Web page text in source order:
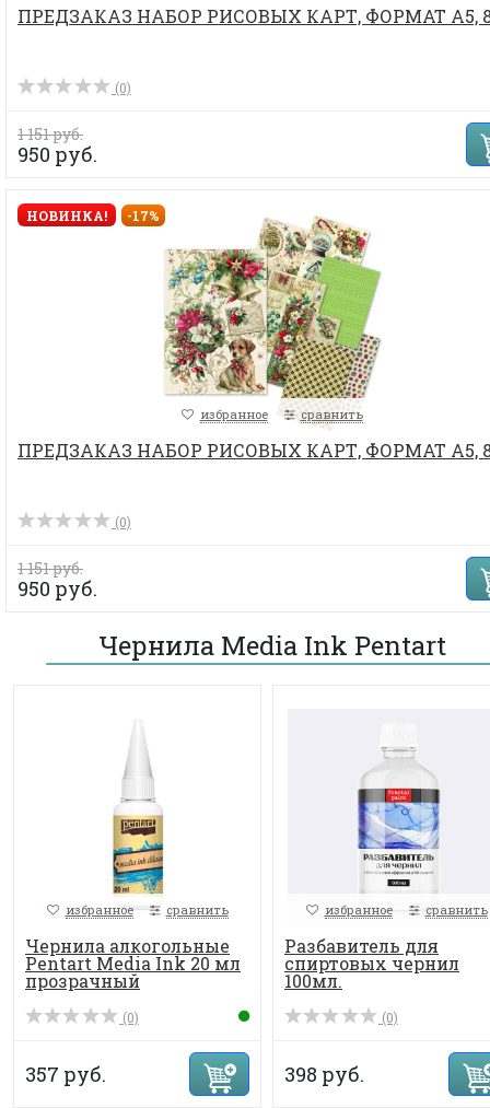
ПРЕДЗАКАЗ НАБОР РИСОВЫХ КАРТ, ФОРМАТ А5,
(0)
1 151 руб.
950 руб.
НОВИНКА! -17%
избранное сравнить
ПРЕДЗАКАЗ НАБОР РИСОВЫХ КАРТ, ФОРМАТ А5,
(0)
1 151 руб.
950 руб.
Чернила Media Ink Pentart
избранное сравнить
Чернила алкогольные
Pentart Media Ink 20 мл
прозрачный
(0)
357 руб.
избранное сравнить
Разбавитель для
спиртовых чернил
100мл.
(0)
398 руб.